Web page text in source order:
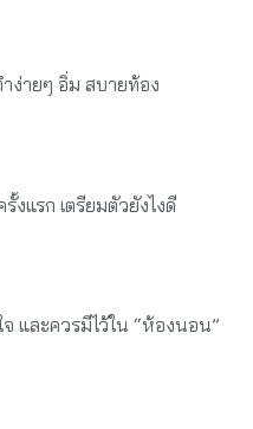
ง่ายๆ อิ่ม สบายท้อง
รั้งแรก เตรียมตัวยังไงดี
จ และควรมีไว้ใน “ห้องนอน”